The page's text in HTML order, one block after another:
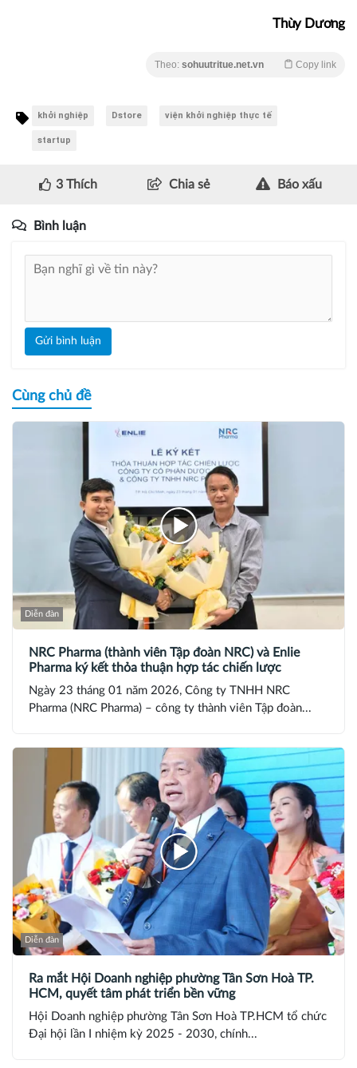
Thùy Dương
Theo: sohuutritue.net.vn Copy link
khởi nghiệp Dstore viện khởi nghiệp thực tế
startup
3Thích Chia sẻ Báo xấu
Bình luận
Gửi bình luận
Cùng chủ đề
Diễn đàn
NRC Pharma (thành viên Tập đoàn NRC) và Enlie
Pharma ký kết thỏa thuận hợp tác chiến lược
Ngày 23 tháng 01 năm 2026, Công ty TNHH NRC
Pharma (NRC Pharma) – công ty thành viên Tập đoàn...
Diễn đàn
Ra mắt Hội Doanh nghiệp phường Tân Sơn Hoà TP.
HCM, quyết tâm phát triển bền vững
Hội Doanh nghiệp phường Tân Sơn Hoà TP.HCM tổ chức
Đại hội lần I nhiệm kỳ 2025 - 2030, chính...